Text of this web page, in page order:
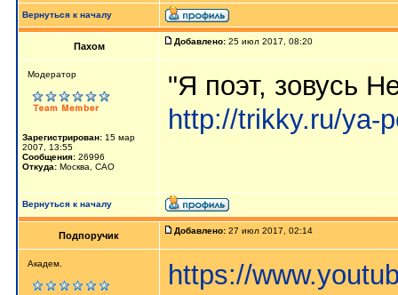
Вернуться к началу
Пахом Добавлено: 25 июл 2017, 08:20
Мoдератор
Зарегистрирован: 15 мар
2007, 13:55
Сообщения: 26996
Откуда: Москва, САО
"Я поэт, зовусь
http://trikky.ru/ya-
Вернуться к началу
Подпоручик Добавлено: 27 июл 2017, 02:14
Академ. https://